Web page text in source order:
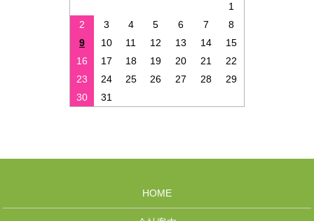
1
2
3 4 5 6 7
8
9
10 11 12 13 14
15
16
17 18 19 20 21
22
23
24 25 26 27 28
29
30
31
HOME